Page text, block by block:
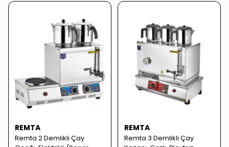
REMTA
Remta 2 Demlikli Çay
REMTA
Remta 3 Demlikli Çay